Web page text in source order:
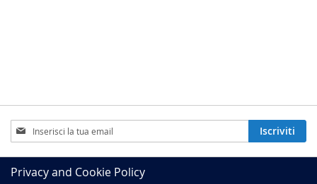
Iscriviti
alla
nostra
Newsletter:
Iscriviti
Privacy and Cookie Policy